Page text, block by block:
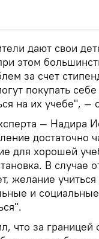
дают свои
этом
за счет
покупать
на их учебе", —
— Надира
достаточно
для хорошей
В случае
желание
и
что за границей